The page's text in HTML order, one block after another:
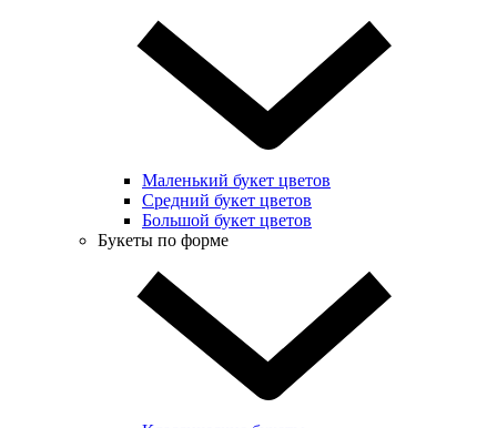
Маленький букет цветов
Средний букет цветов
Большой букет цветов
Букеты по форме